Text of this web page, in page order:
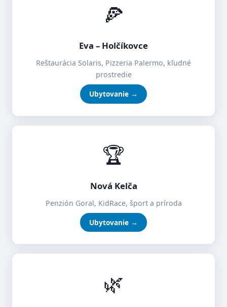
🍕
Eva – Holčíkovce
Reštaurácia Solaris, Pizzeria Palermo, kľudné
prostredie
Ubytovanie →
🏆
Nová Kelča
Penzión Goral, KidRace, šport a príroda
Ubytovanie →
🌿